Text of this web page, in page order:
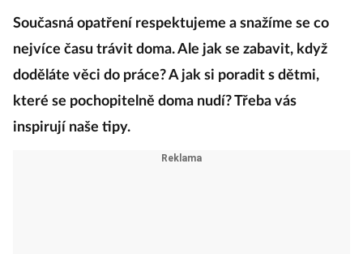
Současná opatření respektujeme a snažíme se co
nejvíce času trávit doma. Ale jak se zabavit, když
doděláte věci do práce? A jak si poradit s dětmi,
které se pochopitelně doma nudí? Třeba vás
inspirují naše tipy.